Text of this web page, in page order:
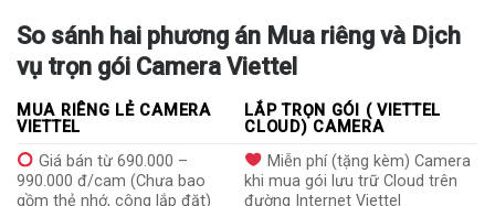
So sánh hai phương án Mua riêng và Dịch
vụ trọn gói Camera Viettel
MUA RIÊNG LẺ CAMERA
VIETTEL
LẮP TRỌN GÓI ( VIETTEL
CLOUD) CAMERA
Giá bán từ 690.000 –
990.000 đ/cam (Chưa bao
gồm thẻ nhớ, công lắp đặt)
Miễn phí (tặng kèm) Camera
khi mua gói lưu trữ Cloud trên
đường Internet Viettel